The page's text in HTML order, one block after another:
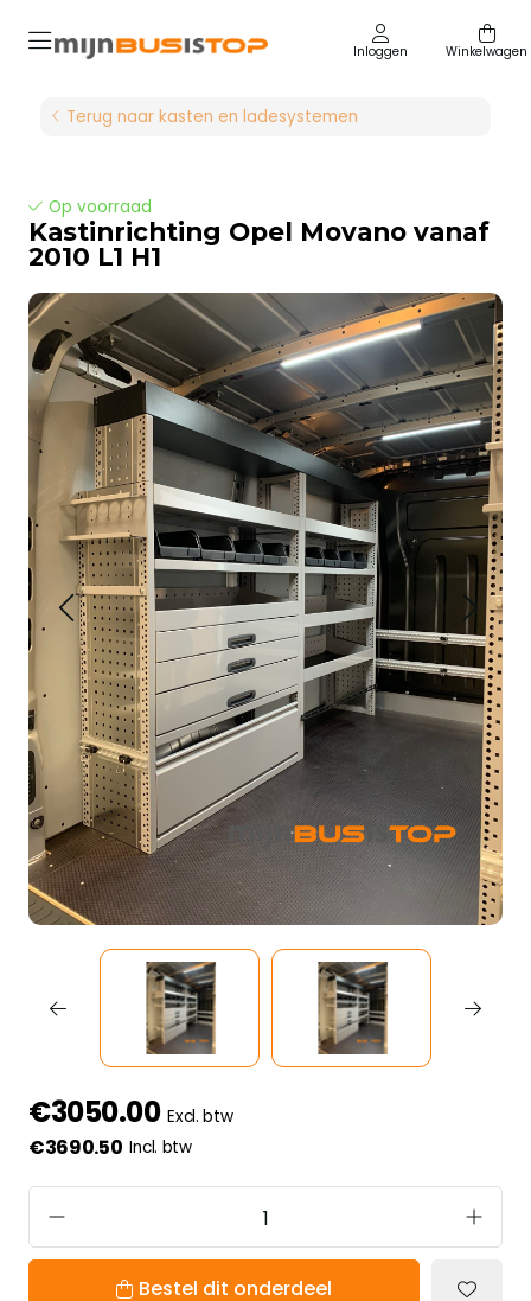
Inloggen Winkelwagen
Terug naar kasten en ladesystemen
Op voorraad
Kastinrichting Opel Movano vanaf
2010 L1 H1
€3050.00 Excl. btw
€3690.50 Incl. btw
Bestel dit onderdeel